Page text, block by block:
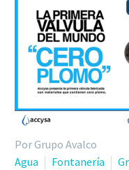
Por Grupo Avalco
Agua
Fontanería